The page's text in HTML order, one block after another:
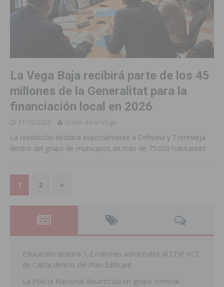
La Vega Baja recibirá parte de los 45
millones de la Generalitat para la
financiación local en 2026
31/03/2026 Diario de la Vega
La resolución destaca especialmente a Orihuela y Torrevieja
dentro del grupo de municipios de más de 75.000 habitantes
1 2 »
Educación destina 1,2 millones adicionales al CEIP nº 2
de Catral dentro del Plan Edificant
La Policía Nacional desarticula un grupo criminal